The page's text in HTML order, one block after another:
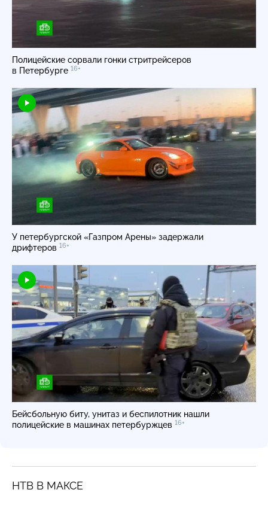
Полицейские сорвали гонки стритрейсеров
в Петербурге 16+
У петербургской «Газпром Арены» задержали
дрифтеров 16+
Бейсбольную биту, унитаз и беспилотник нашли
полицейские в машинах петербуржцев 16+
НТВ В МАКСЕ